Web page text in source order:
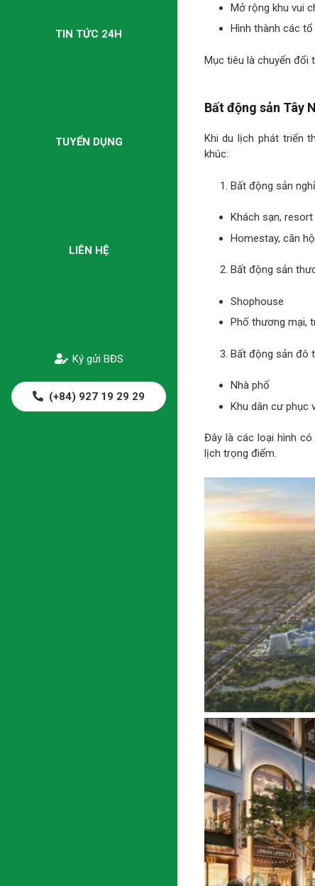
TIN TỨC 24H
TUYỂN DỤNG
LIÊN HỆ
Ký gửi BĐS
(+84) 927 19 29 29
Mở rộng khu vui
Hình thành các
Mục tiêu là chuyển đổi
Bất động sản Tây
Khi du lịch phát triển
khúc:
Bất động sản
Khách sạn, resort
Homestay, căn
Bất động sản
Shophouse
Phố thương mại,
Bất động sản đô
Nhà phố
Khu dân cư phục
Đây là các loại hình
lịch trọng điểm.